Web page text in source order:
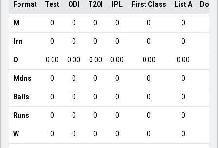
Format Test ODI T20I IPL First Class List A
M 0 0 0 0 0 0
Inn 0 0 0 0 0 0
O 0.00 0.00 0.00 0.00 0.00 0.00
Mdns 0 0 0 0 0 0
Balls 0 0 0 0 0 0
Runs 0 0 0 0 0 0
W 0 0 0 0 0 0